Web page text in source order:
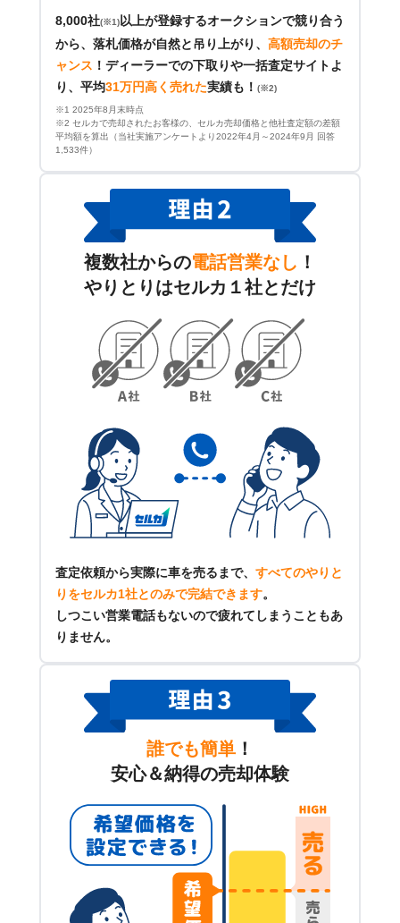
8,000社(※1) 以上が登録するオークションで競り合う
から、落札価格が自然と吊り上がり、 高額売却のチ
ャンス ！ ディーラーでの下取りや一括査定サイトよ
り、平均31万円高く売れた実績も！ (※2)
※1 2025年8月末時点
※2 セルカで売却されたお客様の、セルカ売却価格と他社査定額の差額
平均額を算出（当社実施アンケートより2022年4月～2024年9月 回答
1,533件）
複数社からの電話営業なし ！
やりとりはセルカ１社とだけ
査定依頼から実際に車を売るまで、 すべてのやりと
りをセルカ1社とのみで完結できます。
しつこい営業電話もないので疲れてしまうこともあ
りません。
誰でも簡単 ！
安心＆納得の売却体験